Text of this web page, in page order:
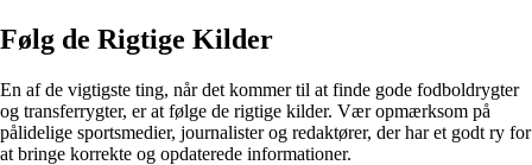
Følg de Rigtige Kilder
En af de vigtigste ting, når det kommer til at finde gode fodboldrygter
og transferrygter, er at følge de rigtige kilder. Vær opmærksom på
pålidelige sportsmedier, journalister og redaktører, der har et godt ry for
at bringe korrekte og opdaterede informationer.